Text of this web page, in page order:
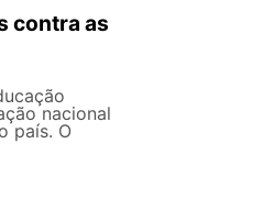
contra as
nacional
país. O